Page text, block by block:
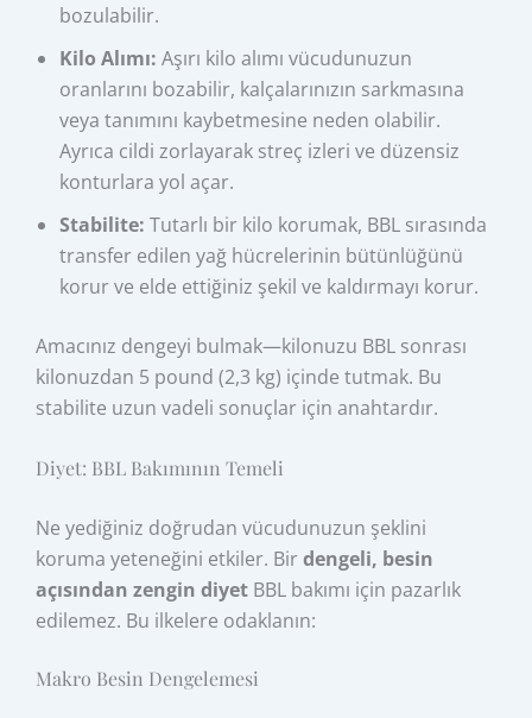
bozulabilir.
Kilo Alımı: Aşırı kilo alımı vücudunuzun
oranlarını bozabilir, kalçalarınızın sarkmasına
veya tanımını kaybetmesine neden olabilir.
Ayrıca cildi zorlayarak streç izleri ve düzensiz
konturlara yol açar.
Stabilite: Tutarlı bir kilo korumak, BBL sırasında
transfer edilen yağ hücrelerinin bütünlüğünü
korur ve elde ettiğiniz şekil ve kaldırmayı korur.
Amacınız dengeyi bulmak—kilonuzu BBL sonrası
kilonuzdan 5 pound (2,3 kg) içinde tutmak. Bu
stabilite uzun vadeli sonuçlar için anahtardır.
Diyet: BBL Bakımının Temeli
Ne yediğiniz doğrudan vücudunuzun şeklini
koruma yeteneğini etkiler. Birdengeli, besin
açısından zengin diyet BBL bakımı için pazarlık
edilemez. Bu ilkelere odaklanın:
Makro Besin Dengelemesi